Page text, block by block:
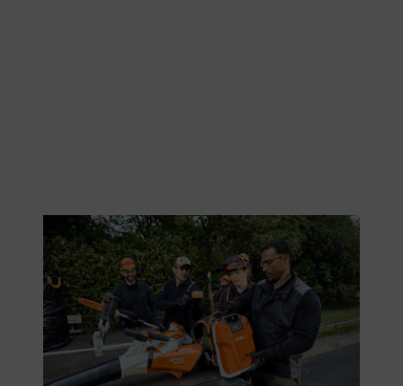
La batterie dorsale professionnelle STIHL AR 2000 L est fabriquée à
Waiblingen.